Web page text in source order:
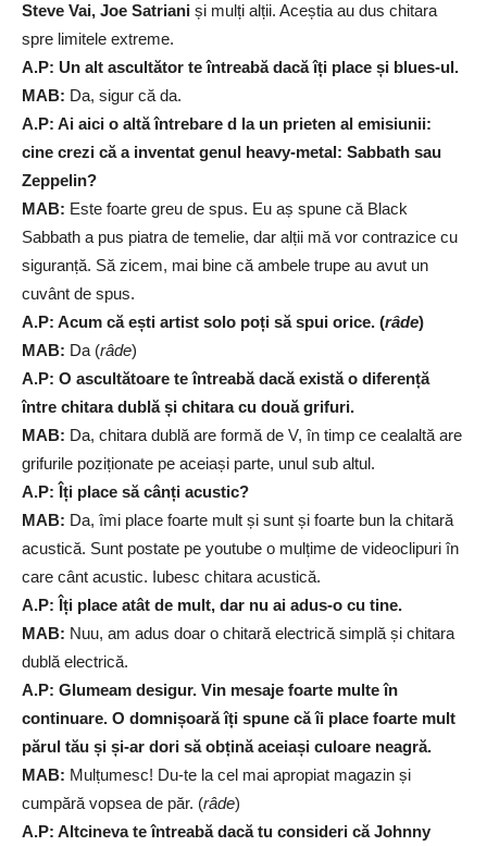
Steve Vai, Joe Satriani și mulți alții. Aceștia au dus chitara
spre limitele extreme.
A.P: Un alt ascultător te întreabă dacă îți place și blues-ul.
MAB: Da, sigur că da.
A.P: Ai aici o altă întrebare d la un prieten al emisiunii:
cine crezi că a inventat genul heavy-metal: Sabbath sau
Zeppelin?
MAB: Este foarte greu de spus. Eu aș spune că Black
Sabbath a pus piatra de temelie, dar alții mă vor contrazice cu
siguranță. Să zicem, mai bine că ambele trupe au avut un
cuvânt de spus.
A.P: Acum că ești artist solo poți să spui orice. (râde)
MAB: Da (râde)
A.P: O ascultătoare te întreabă dacă există o diferență
între chitara dublă și chitara cu două grifuri.
MAB: Da, chitara dublă are formă de V, în timp ce cealaltă are
grifurile poziționate pe aceiași parte, unul sub altul.
A.P: Îți place să cânți acustic?
MAB: Da, îmi place foarte mult și sunt și foarte bun la chitară
acustică. Sunt postate pe youtube o mulțime de videoclipuri în
care cânt acustic. Iubesc chitara acustică.
A.P: Îți place atât de mult, dar nu ai adus-o cu tine.
MAB: Nuu, am adus doar o chitară electrică simplă și chitara
dublă electrică.
A.P: Glumeam desigur. Vin mesaje foarte multe în
continuare. O domnișoară îți spune că îi place foarte mult
părul tău și și-ar dori să obțină aceiași culoare neagră.
MAB: Mulțumesc! Du-te la cel mai apropiat magazin și
cumpără vopsea de păr. (râde)
A.P: Altcineva te întreabă dacă tu consideri că Johnny